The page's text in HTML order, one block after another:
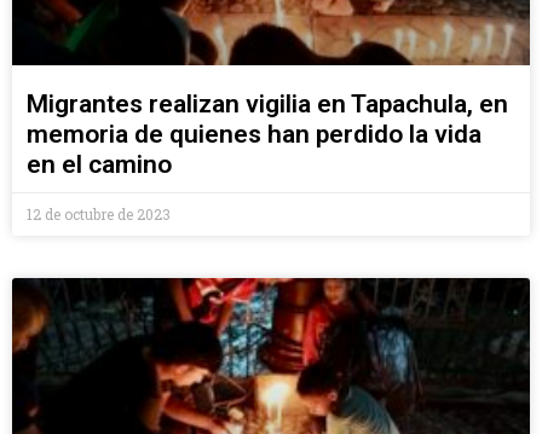
Migrantes realizan vigilia en Tapachula, en
memoria de quienes han perdido la vida
en el camino
12 de octubre de 2023